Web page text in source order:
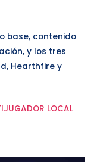
base, contenido
y los tres
Hearthfire y
LOCAL